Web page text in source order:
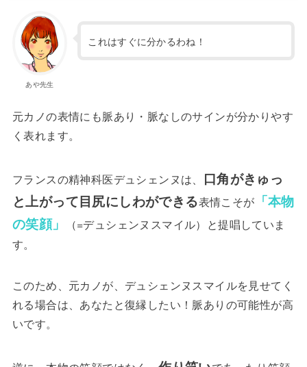
あや先生
これはすぐに分かるわね！
元カノの表情にも脈あり・脈なしのサインが分かりやす
く表れます。
フランスの精神科医デュシェンヌは、 口角がきゅっ
と上がって目尻にしわができる表情こそが 「本物
の笑顔」
（=デュシェンヌスマイル）と提唱していま
す。
このため、元カノが、デュシェンヌスマイルを見せてく
れる場合は、あなたと復縁したい！脈ありの可能性が高
いです。